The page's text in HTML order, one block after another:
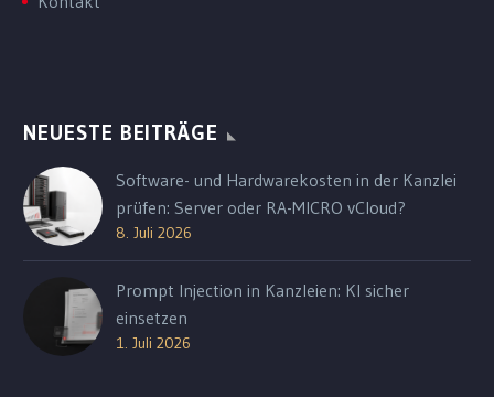
NEUESTE BEITRÄGE
Software- und Hardwarekosten in der Kanzlei
prüfen: Server oder RA-MICRO vCloud?
8. Juli 2026
Prompt Injection in Kanzleien: KI sicher
einsetzen
1. Juli 2026